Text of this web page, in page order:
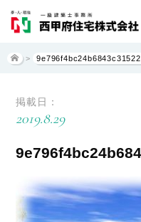
>
掲載日：
2019.8.29